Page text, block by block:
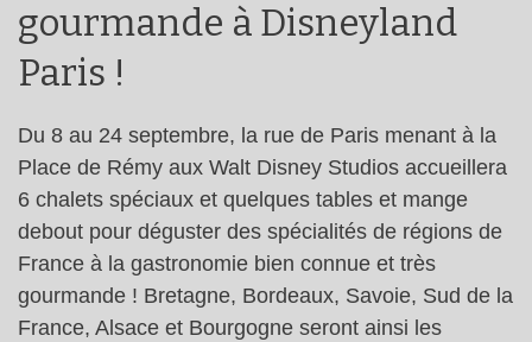
gourmande à Disneyland
Paris !
Du 8 au 24 septembre, la rue de Paris menant à la
Place de Rémy aux Walt Disney Studios accueillera
6 chalets spéciaux et quelques tables et mange
debout pour déguster des spécialités de régions de
France à la gastronomie bien connue et très
gourmande ! Bretagne, Bordeaux, Savoie, Sud de la
France, Alsace et Bourgogne seront ainsi les